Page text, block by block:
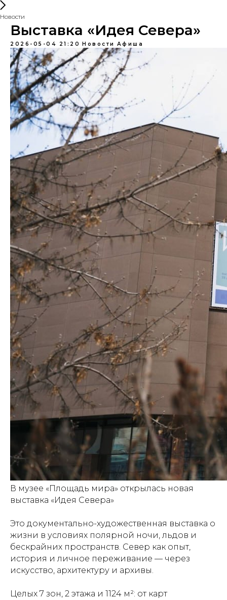
Новости
Выставка «Идея Севера»
2026-05-04 21:20 Новости Афиша
В музее «Площадь мира» открылась новая
выставка «Идея Севера»
Это документально-художественная выставка о
жизни в условиях полярной ночи, льдов и
бескрайних пространств. Север как опыт,
история и личное переживание — через
искусство, архитектуру и архивы.
Целых 7 зон, 2 этажа и 1124 м²: от карт